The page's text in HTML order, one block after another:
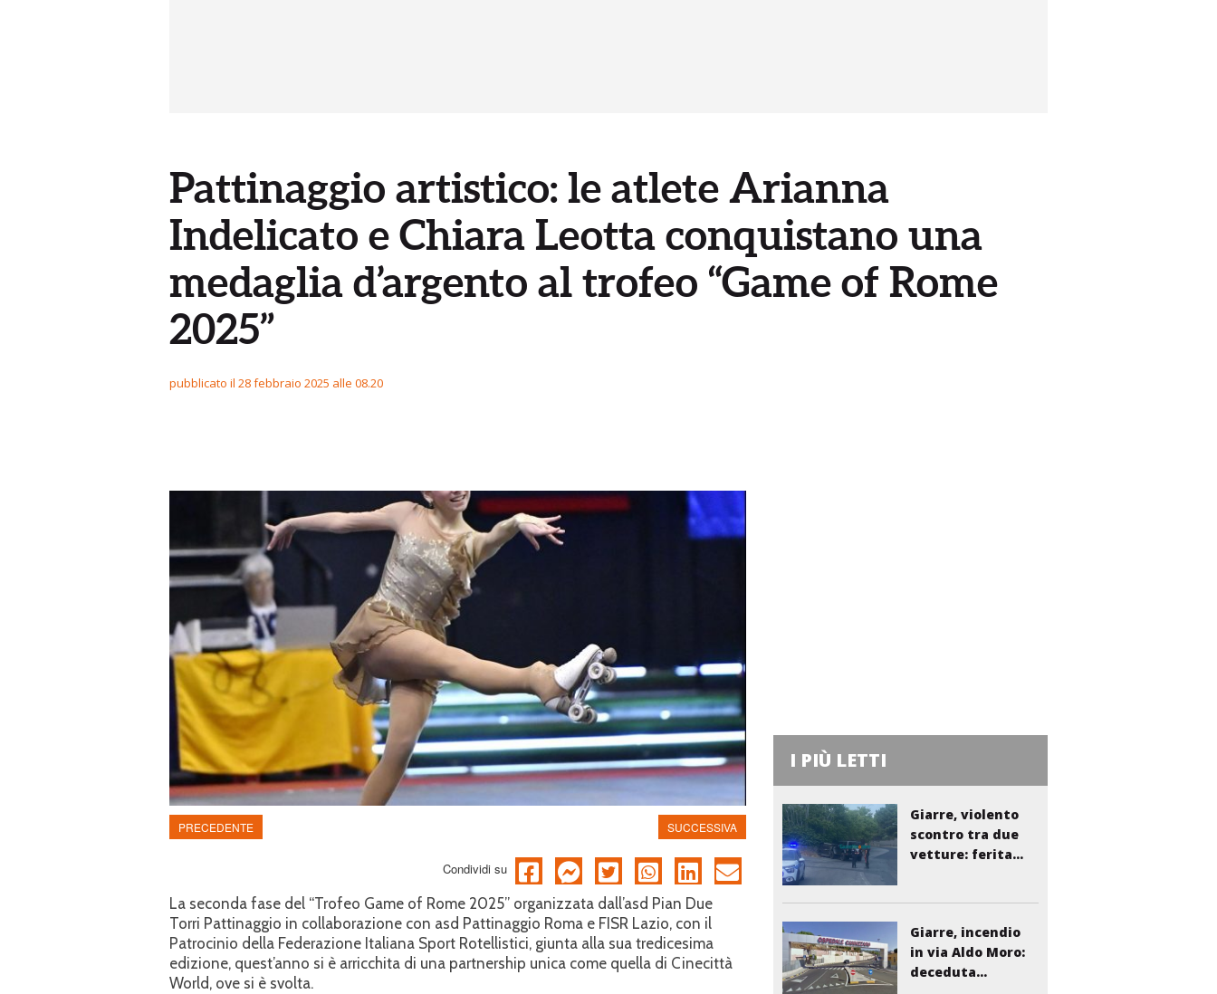
Pattinaggio artistico: le atlete Arianna
Indelicato e Chiara Leotta conquistano una
medaglia d’argento al trofeo “Game of Rome
2025”
pubblicato il 28 febbraio 2025 alle 08.20
PRECEDENTE SUCCESSIVA
Condividi su
La seconda fase del “Trofeo Game of Rome 2025” organizzata dall’asd Pian Due
Torri Pattinaggio in collaborazione con asd Pattinaggio Roma e FISR Lazio, con il
Patrocinio della Federazione Italiana Sport Rotellistici, giunta alla sua tredicesima
edizione, quest’anno si è arricchita di una partnership unica come quella di Cinecittà
World, ove si è svolta.
I PIÙ LETTI
Giarre, violento
scontro tra due
vetture: ferita...
Giarre, incendio
in via Aldo Moro:
deceduta...